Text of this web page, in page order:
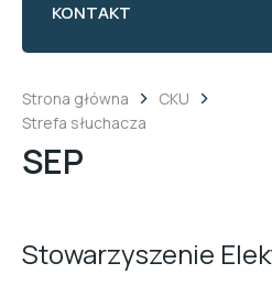
KONTAKT
Strona główna
CKU
Strefa słuchacza
SEP
Stowarzyszenie